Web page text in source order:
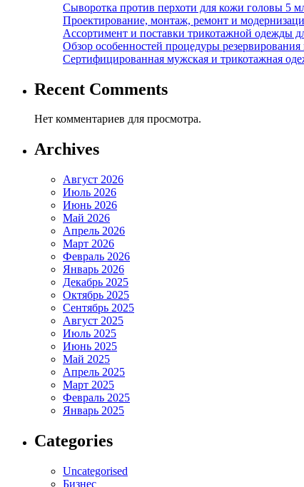
Сыворотка против перхоти для кожи головы 5
Проектирование, монтаж, ремонт и
Ассортимент и поставки трикотажной одежды
Обзор особенностей процедуры резервирования
Сертифицированная мужская и трикотажная
Recent Comments
Нет комментариев для просмотра.
Archives
Август 2026
Июль 2026
Июнь 2026
Май 2026
Апрель 2026
Март 2026
Февраль 2026
Январь 2026
Декабрь 2025
Октябрь 2025
Сентябрь 2025
Август 2025
Июль 2025
Июнь 2025
Май 2025
Апрель 2025
Март 2025
Февраль 2025
Январь 2025
Categories
Uncategorised
Бизнес